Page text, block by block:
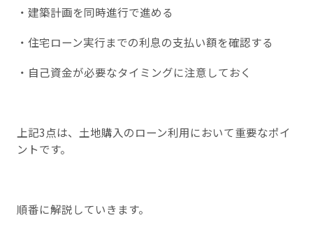
・建築計画を同時進行で進める
・住宅ローン実行までの利息の支払い額を確認する
・自己資金が必要なタイミングに注意しておく
上記3点は、土地購入のローン利用において重要なポイ
ントです。
順番に解説していきます。